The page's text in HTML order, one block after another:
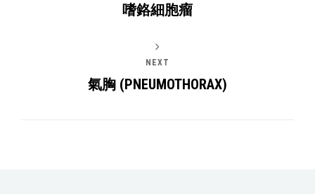
嗜鉻細胞瘤
NEXT
氣胸 (PNEUMOTHORAX)